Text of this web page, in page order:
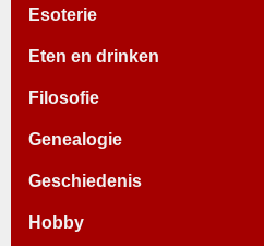
Esoterie
Eten en drinken
Filosofie
Genealogie
Geschiedenis
Hobby